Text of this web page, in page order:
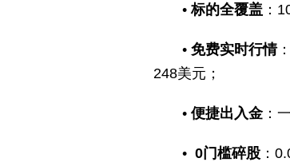
•标的全覆盖 ：
• 免费实时行情
248美元；
• 便捷出入金：
• 0门槛碎股 ：